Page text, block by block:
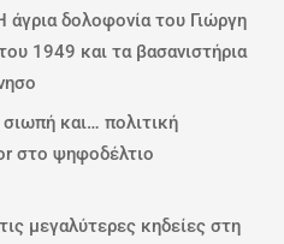
δολοφονία του Γιώργη
1949 και τα βασανιστήρια
σιωπή και… πολιτική
στο ψηφοδέλτιο
μεγαλύτερες κηδείες στη